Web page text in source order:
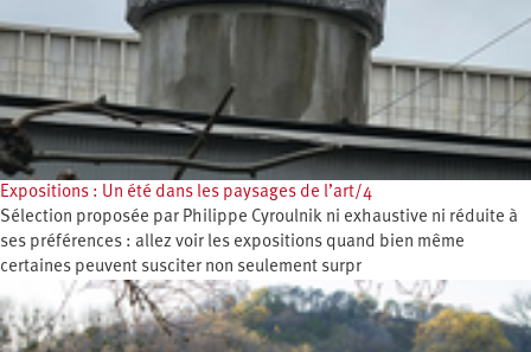
Expositions : Un été dans les paysages de l’art/4
Sélection proposée par Philippe Cyroulnik ni exhaustive ni réduite à
ses préférences : allez voir les expositions quand bien même
certaines peuvent susciter non seulement surpr